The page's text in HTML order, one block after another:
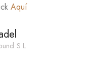
Aquí
S.L.